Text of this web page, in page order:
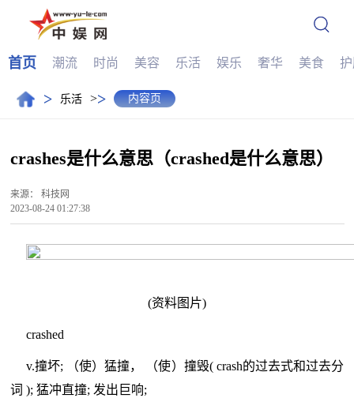
首页 潮流 时尚 美容 乐活 娱乐 奢华 美食
> 乐活 >> 内容页
crashes是什么意思（crashed是什么意思）
来源： 科技网
2023-08-24 01:27:38
(资料图片)
crashed
v.撞坏; （使）猛撞， （使）撞毁( crash的过去式和过去分
词 ); 猛冲直撞; 发出巨响;